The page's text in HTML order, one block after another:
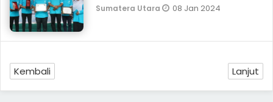
Sumatera Utara 08 Jan 2024
Kembali Lanjut